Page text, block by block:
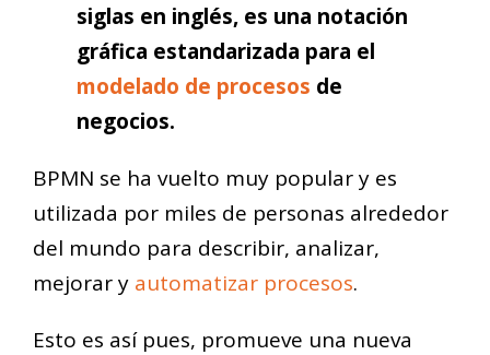
siglas en inglés, es una notación
gráfica estandarizada para el
modelado de procesos de
negocios.
BPMN se ha vuelto muy popular y es
utilizada por miles de personas alrededor
del mundo para describir, analizar,
mejorar y automatizar procesos.
Esto es así pues, promueve una nueva